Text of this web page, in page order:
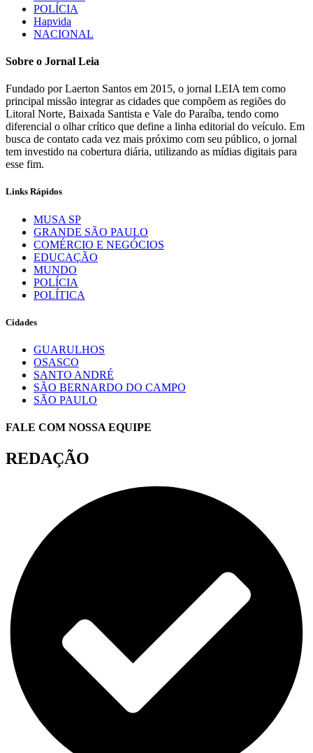
POLÍCIA
Hapvida
NACIONAL
Sobre o Jornal Leia
Fundado por Laerton Santos em 2015, o jornal LEIA tem como
principal missão integrar as cidades que compõem as regiões do
Litoral Norte, Baixada Santista e Vale do Paraíba, tendo como
diferencial o olhar crítico que define a linha editorial do veículo. Em
busca de contato cada vez mais próximo com seu público, o jornal
tem investido na cobertura diária, utilizando as mídias digitais para
esse fim.
Links Rápidos
MUSA SP
GRANDE SÃO PAULO
COMÉRCIO E NEGÓCIOS
EDUCAÇÃO
MUNDO
POLÍCIA
POLÍTICA
Cidades
GUARULHOS
OSASCO
SANTO ANDRÉ
SÃO BERNARDO DO CAMPO
SÃO PAULO
FALE COM NOSSA EQUIPE
REDAÇÃO